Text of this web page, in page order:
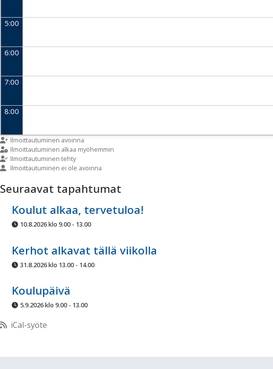
5:00
6:00
7:00
8:00
9:00
10:00
12:00
14:00
Ilmoittautuminen avoinna
Ilmoittautuminen alkaa myöhemmin
Ilmoittautuminen tehty
Ilmoittautuminen ei ole avoinna
Seuraavat tapahtumat
Koulut alkaa, tervetuloa!
10.8.2026 klo 9.00 - 13.00
Kerhot alkavat tällä viikolla
31.8.2026 klo 13.00 - 14.00
Koulupäivä
5.9.2026 klo 9.00 - 13.00
iCal-syöte